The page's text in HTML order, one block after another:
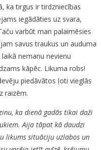
ka tirgus ir tirdzniecības
iegādāties uz svara,
varbūt man palaimēsies
savus traukus un auduma
nemanu nevienu
kāpēc. Likuma robs!
piedāvātos ļoti vieglās
raizēm.
ka dienā gadās tikai daži
Aija tāpat kā daudzi
likums situāciju uzlabos un